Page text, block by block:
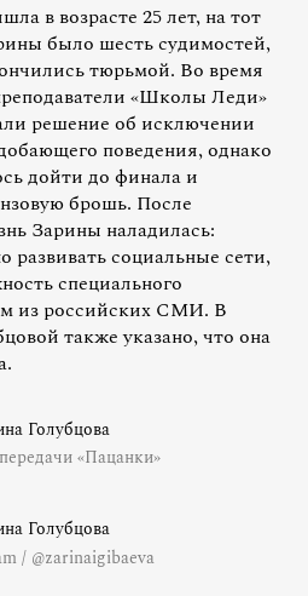
в возрасте 25 лет, на тот
было шесть судимостей,
тюрьмой. Во время
«Школы Леди»
решение об исключении
поведения, однако
дойти до финала и
брошь. После
Зарины наладилась:
развивать социальные сети,
специального
из российских СМИ. В
также указано, что она
Голубцова
«Пацанки»
Голубцова
/ @zarinaigibaeva